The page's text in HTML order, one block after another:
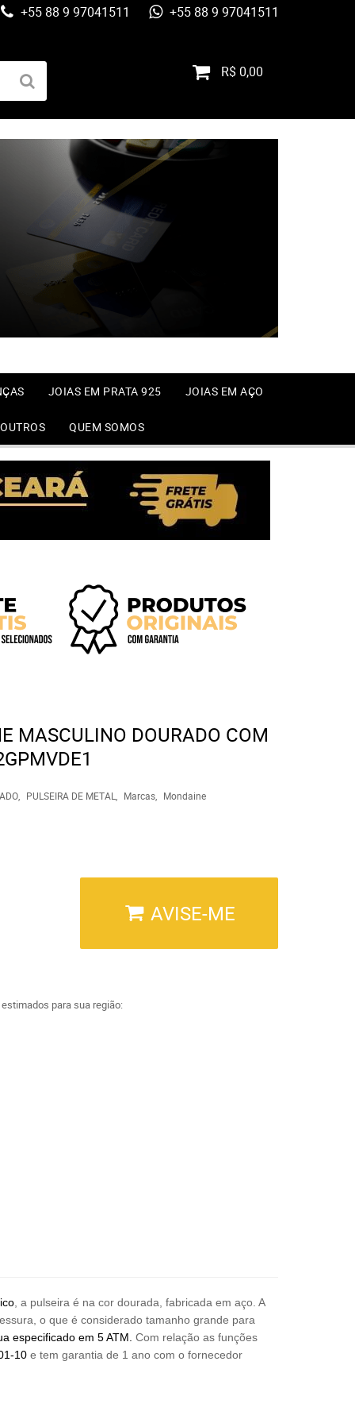
+55 88 9 97041511 +55 88 9 97041511
R$ 0,00
JOIAS EM PRATA 925 JOIAS EM AÇO
OUTROS QUEM SOMOS
MASCULINO DOURADO COM
PULSEIRA DE METAL Marcas Mondaine
AVISE-ME
para sua região:
, a pulseira é na cor dourada, fabricada em aço. A
o que é considerado tamanho grande para
especificado em 5 ATM. Com relação as funções
10 e tem garantia de 1 ano com o fornecedor